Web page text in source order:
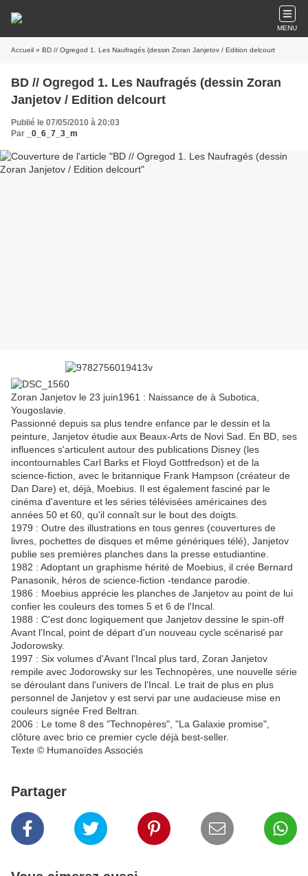
MENU
Accueil » BD // Ogregod 1. Les Naufragés (dessin Zoran Janjetov / Edition delcourt
BD // Ogregod 1. Les Naufragés (dessin Zoran
Janjetov / Edition delcourt
Publié le 07/05/2010 à 20:03
Par
_0_6_7_3_m
Zoran Janjetov le 23 juin1961 : Naissance de à Subotica,
Yougoslavie.
Passionné depuis sa plus tendre enfance par le dessin et la
peinture, Janjetov étudie aux Beaux-Arts de Novi Sad. En BD, ses
influences s'articulent autour des publications Disney (les
incontournables Carl Barks et Floyd Gottfredson) et de la
science-fiction, avec le britannique Frank Hampson (créateur de
Dan Dare) et, déjà, Moebius. Il est également fasciné par le
cinéma d'aventure et les séries télévisées américaines des
années 50 et 60, qu'il connaît sur le bout des doigts.
1979 : Outre des illustrations en tous genres (couvertures de
livres, pochettes de disques et même génériques télé), Janjetov
publie ses premières planches dans la presse estudiantine.
1982 : Adoptant un graphisme hérité de Moebius, il crée Bernard
Panasonik, héros de science-fiction -tendance parodie.
1986 : Moebius apprécie les planches de Janjetov au point de lui
confier les couleurs des tomes 5 et 6 de l'Incal.
1988 : C'est donc logiquement que Janjetov dessine le spin-off
Avant l'Incal, point de départ d'un nouveau cycle scénarisé par
Jodorowsky.
1997 : Six volumes d'Avant l'Incal plus tard, Zoran Janjetov
rempile avec Jodorowsky sur les Technopères, une nouvelle série
se déroulant dans l'univers de l'Incal. Le trait de plus en plus
personnel de Janjetov y est servi par une audacieuse mise en
couleurs signée Fred Beltran.
2006 : Le tome 8 des "Technopères", "La Galaxie promise",
clôture avec brio ce premier cycle déjà best-seller.
Texte © Humanoïdes Associés
Partager